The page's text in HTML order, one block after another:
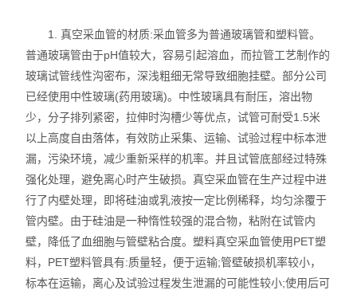
Matriks抗体药ELISA试剂盒
生物化学检测试剂盒
荧光检测简易装置
动植物病原体检测试剂盒
离子通道研究用多肽毒素
实验室个人防护产品
1. 真空采血管的材质:采血管多为普通玻璃管和塑料管。
普通玻璃管由于pH值较大，容易引起溶血，而拉管工艺制作的
玻璃试管线性沟密布，深浅粗细无常导致细胞挂壁。部分公司
已经使用中性玻璃(药用玻璃)。中性玻璃具有耐压，溶出物
少，分子排列紧密，拉伸时沟槽少等优点，试管可耐受1.5米
以上高度自由落体，有效防止采集、运输、试验过程中标本泄
漏，污染环境，减少重新采样的机率。并且试管底部经过特殊
强化处理，避免离心时产生破损。真空采血管在生产过程中进
行了内壁处理，即将硅油或乳液按一定比例稀释，均匀涂覆于
管内壁。由于硅油是一种惰性较强的混合物，粘附在试管内
壁，降低了血细胞与管壁粘合度。塑料真空采血管使用PET塑
料，PET塑料管具有:质量轻，便于运输;管壁破损机率较小，
标本在运输，离心及试验过程发生泄漏的可能性较小;使用后可